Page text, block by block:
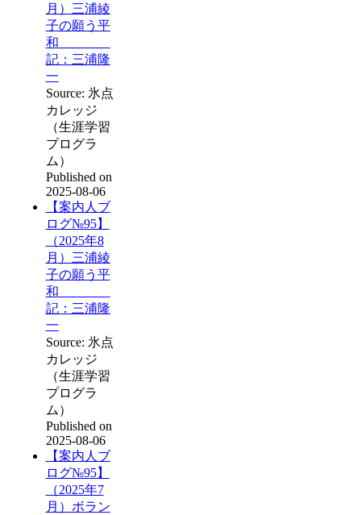
月）三浦綾
子の願う平
和
記：三浦隆
一
Source: 氷点
カレッジ
（生涯学習
プログラ
ム）
Published on
2025-08-06
【案内人ブ
ログ№95】
（2025年8
月）三浦綾
子の願う平
和
記：三浦隆
一
Source: 氷点
カレッジ
（生涯学習
プログラ
ム）
Published on
2025-08-06
【案内人ブ
ログ№95】
（2025年7
月）ボラン